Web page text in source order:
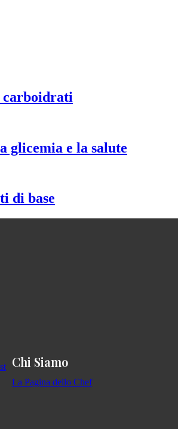
carboidrati
glicemia e la salute
di base
Chi Siamo
La Pagina dello Chef